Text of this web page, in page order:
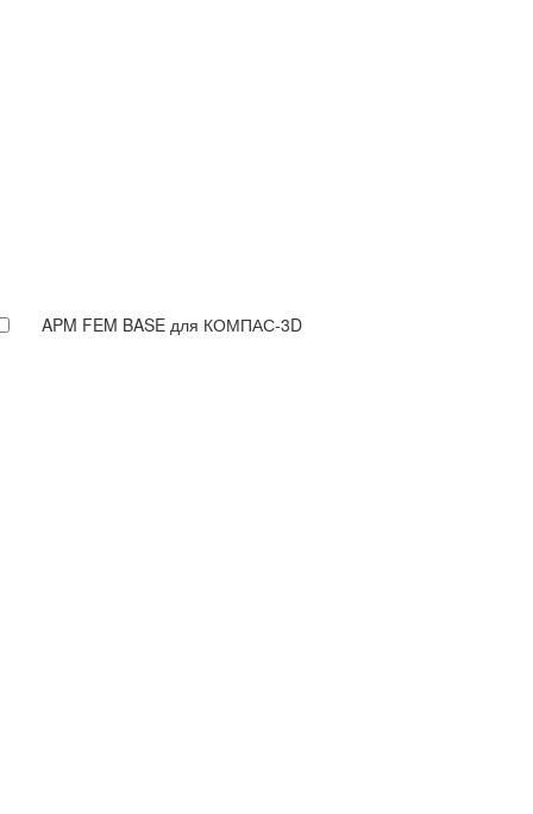
APM FEM BASE для КОМПАС-3D